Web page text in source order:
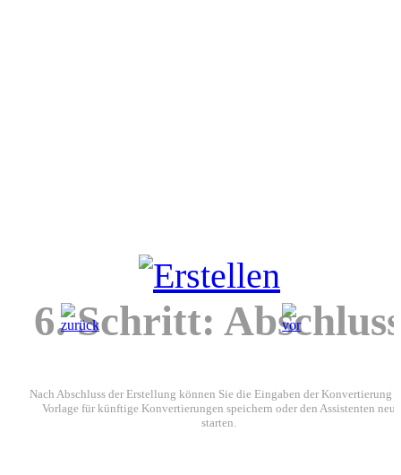
6. Schritt:
Nach Abschluss der Erstellung können Sie die Eingaben der Konvertierung
Vorlage für künftige Konvertierungen speichern oder den Assistenten neu
starten.